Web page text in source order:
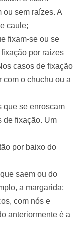
ou sem raízes. A
caule;
fixam-se ou se
por raízes
casos de fixação
com o chuchu ou a
que se enroscam
de fixação. Um
por baixo do
saem ou do
a margarida;
com nós e
anteriormente é a